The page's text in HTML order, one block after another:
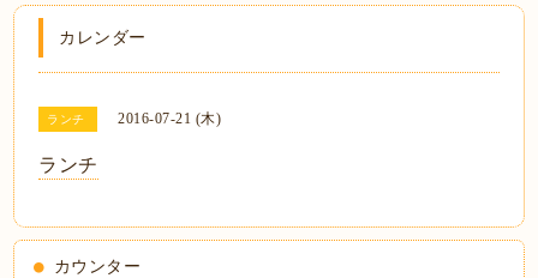
カレンダー
ランチ 2016-07-21 (木)
ランチ
カウンター